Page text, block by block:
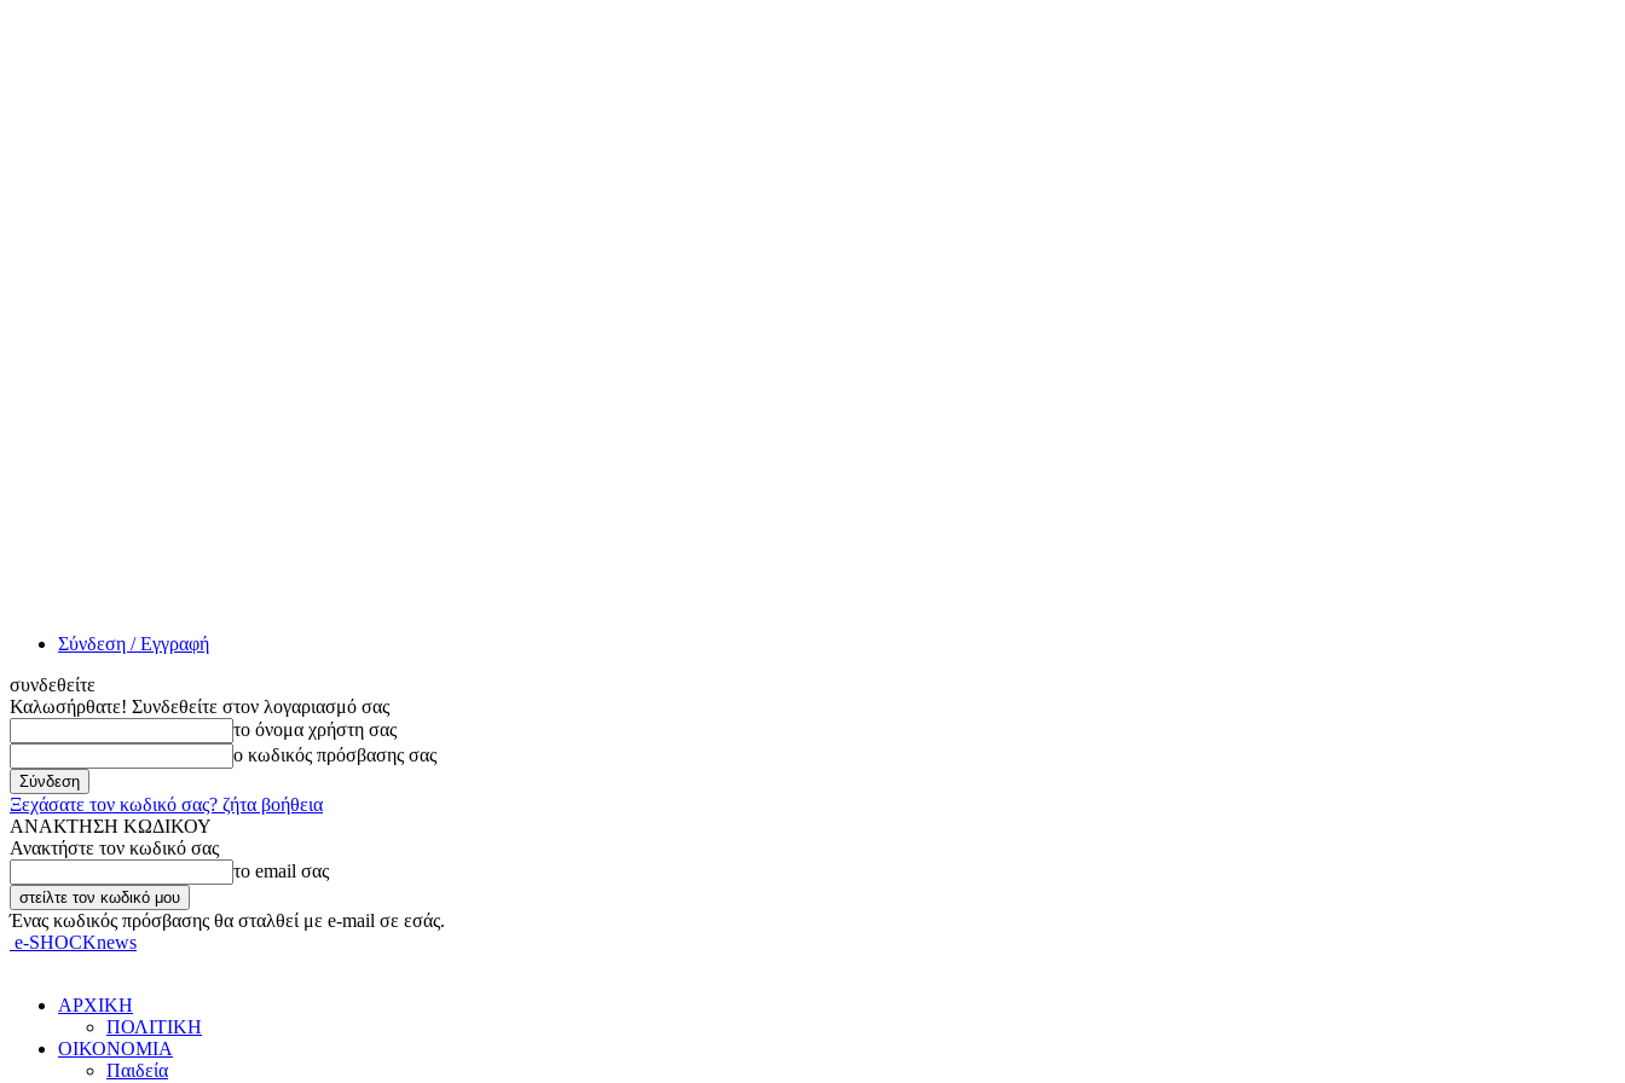
Σύνδεση / Εγγραφή
συνδεθείτε
Καλωσήρθατε! Συνδεθείτε στον λογαριασμό σας
το όνομα χρήστη σας
ο κωδικός πρόσβασης σας
Ξεχάσατε τον κωδικό σας? ζήτα βοήθεια
ΑΝΑΚΤΗΣΗ ΚΩΔΙΚΟΥ
Ανακτήστε τον κωδικό σας
το email σας
Ένας κωδικός πρόσβασης θα σταλθεί με e-mail σε εσάς.
e-SHOCKnews
ΑΡΧΙΚΗ
ΠΟΛΙΤΙΚΗ
ΟΙΚΟΝΟΜΙΑ
Παιδεία